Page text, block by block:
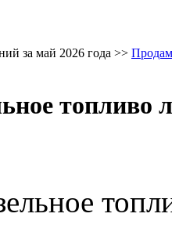
за май 2026 года >>
топливо